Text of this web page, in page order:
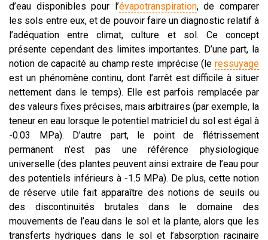
d’eau disponibles pour l’évapotranspiration, de comparer
les sols entre eux, et de pouvoir faire un diagnostic relatif à
l’adéquation entre climat, culture et sol. Ce concept
présente cependant des limites importantes. D’une part, la
notion de capacité au champ reste imprécise (le ressuyage
est un phénomène continu, dont l’arrêt est difficile à situer
nettement dans le temps). Elle est parfois remplacée par
des valeurs fixes précises, mais arbitraires (par exemple, la
teneur en eau lorsque le potentiel matriciel du sol est égal à
-0.03 MPa). D’autre part, le point de flétrissement
permanent n’est pas une référence physiologique
universelle (des plantes peuvent ainsi extraire de l’eau pour
des potentiels inférieurs à -1.5 MPa). De plus, cette notion
de réserve utile fait apparaître des notions de seuils ou
des discontinuités brutales dans le domaine des
mouvements de l’eau dans le sol et la plante, alors que les
transferts hydriques dans le sol et l’absorption racinaire